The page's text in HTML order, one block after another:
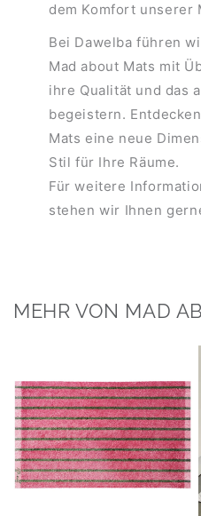
dem Komfort unserer
Bei Dawelba führen
Mad about Mats mit
ihre Qualität und das
begeistern.
Mats eine neue
Stil für Ihre Räume.
Für weitere
stehen wir Ihnen
MEHR VON MAD